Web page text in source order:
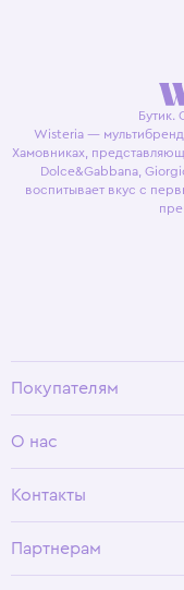
Бутик.
Wisteria —
Хамовниках,
Dolce&Gabbana,
воспитывает вкус с
Покупателям
Условия возврата
О нас
Программа лояльности
Контакты
Партнерам